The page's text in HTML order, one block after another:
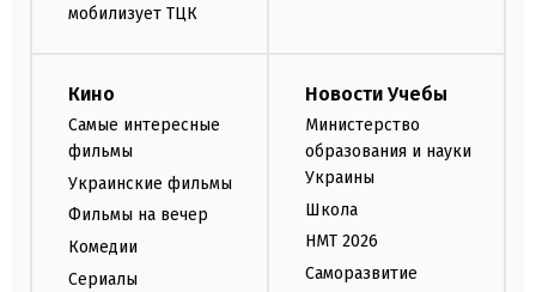
мобилизует ТЦК
Кино
Самые интересные
фильмы
Украинские фильмы
Фильмы на вечер
Комедии
Сериалы
Новости Учебы
Министерство
образования и науки
Украины
Школа
НМТ 2026
Саморазвитие